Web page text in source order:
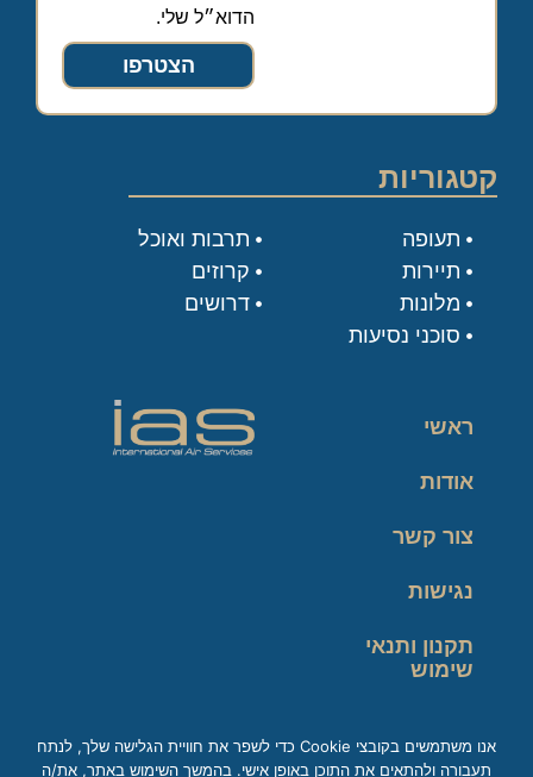
הדוא״ל שלי.
הצטרפו
קטגוריות
תעופה
תיירות
מלונות
סוכני נסיעות
תרבות ואוכל
קרוזים
דרושים
ראשי
אודות
צור קשר
נגישות
תקנון ותנאי
שימוש
אנו משתמשים בקובצי Cookie כדי לשפר את חוויית הגלישה שלך, לנתח
תעבורה ולהתאים את התוכן באופן אישי. בהמשך השימוש באתר, את/ה